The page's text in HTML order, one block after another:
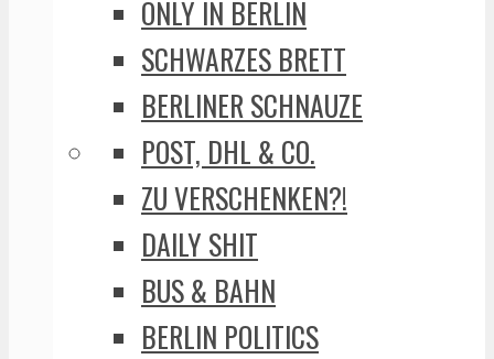
ONLY IN BERLIN
SCHWARZES BRETT
BERLINER SCHNAUZE
POST, DHL & CO.
ZU VERSCHENKEN?!
DAILY SHIT
BUS & BAHN
BERLIN POLITICS